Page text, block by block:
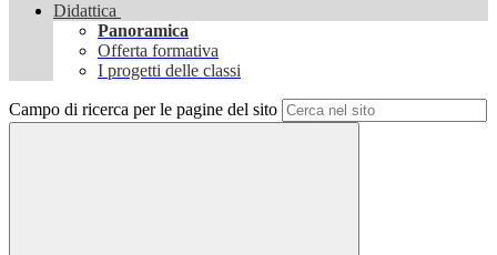
Didattica
Panoramica
Offerta formativa
I progetti delle classi
Campo di ricerca per le pagine del sito